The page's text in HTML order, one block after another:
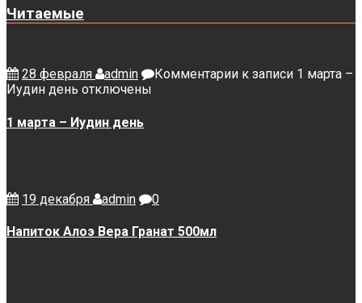
Читаемые
28 февраля admin Комментарии к записи 1 марта –
Иудин день отключены
1 марта – Иудин день
19 декабря admin 0
Напиток Алоэ Вера Гранат 500мл